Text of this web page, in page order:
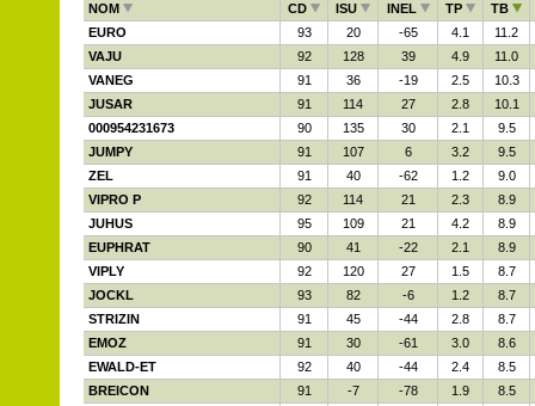
NOM CD ISU INEL TP
TB
EURO
93 20 -65 4.1
11.2
VAJU
92 128 39 4.9
11.0
VANEG
91 36 -19 2.5
10.3
JUSAR
91 114 27 2.8
10.1
000954231673
90 135 30 2.1
9.5
JUMPY
91 107 6 3.2
9.5
ZEL
91 40 -62 1.2
9.0
VIPRO P
92 114 21 2.3
8.9
JUHUS
95 109 21 4.2
8.9
EUPHRAT
90 41 -22 2.1
8.9
VIPLY
92 120 27 1.5
8.7
JOCKL
93 82 -6 1.2
8.7
STRIZIN
91 45 -44 2.8
8.7
EMOZ
91 30 -61 3.0
8.6
EWALD-ET
92 40 -44 2.4
8.5
BREICON
91 -7 -78 1.9
8.5